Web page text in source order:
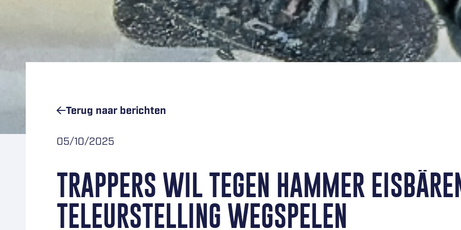
Terug naar berichten
05/10/2025
TRAPPERS WIL TEGEN HAMMER
TELEURSTELLING WEGSPELEN